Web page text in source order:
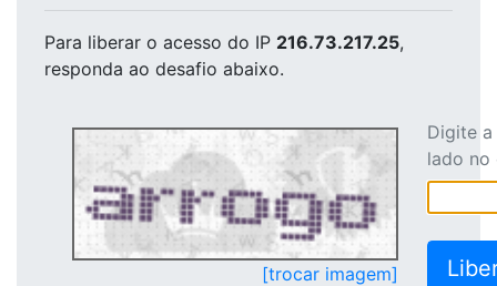
Para liberar o acesso do IP 216.73.217.25,
responda ao desafio abaixo.
[trocar imagem]
Digite
lado no